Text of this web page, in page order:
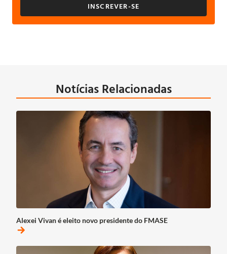
INSCREVER-SE
Notícias Relacionadas
Alexei Vivan é eleito novo presidente do FMASE
arrow_forward